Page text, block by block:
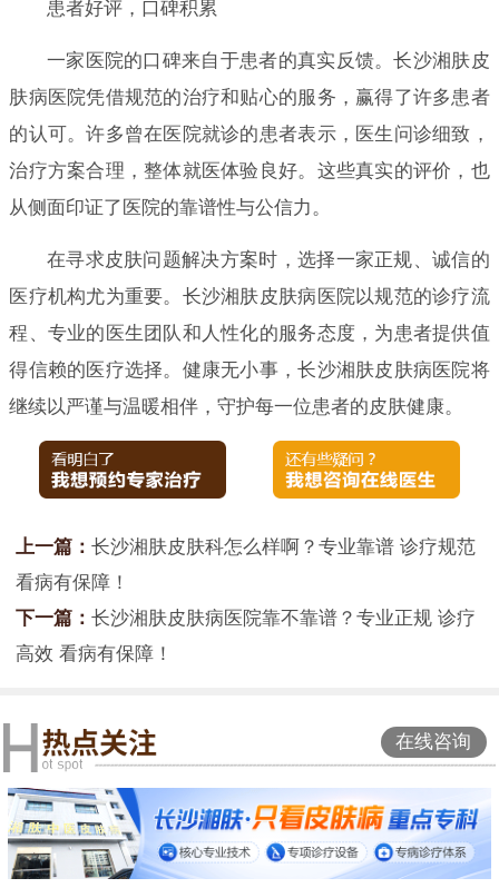
患者好评，口碑积累
一家医院的口碑来自于患者的真实反馈。长沙湘肤皮
肤病医院凭借规范的治疗和贴心的服务，赢得了许多患者
的认可。许多曾在医院就诊的患者表示，医生问诊细致，
治疗方案合理，整体就医体验良好。这些真实的评价，也
从侧面印证了医院的靠谱性与公信力。
在寻求皮肤问题解决方案时，选择一家正规、诚信的
医疗机构尤为重要。长沙湘肤皮肤病医院以规范的诊疗流
程、专业的医生团队和人性化的服务态度，为患者提供值
得信赖的医疗选择。健康无小事，长沙湘肤皮肤病医院将
继续以严谨与温暖相伴，守护每一位患者的皮肤健康。
上一篇： 长沙湘肤皮肤科怎么样啊？专业靠谱 诊疗规范
看病有保障！
下一篇： 长沙湘肤皮肤病医院靠不靠谱？专业正规 诊疗
高效 看病有保障！
在线咨询